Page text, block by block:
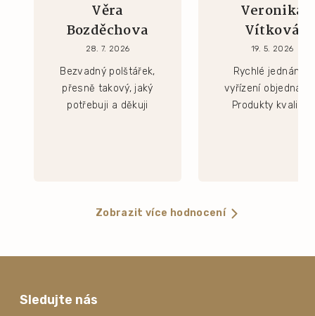
Věra
Bozděchova
28. 7. 2026
Bezvadný polštářek,
přesně takový, jaký
potřebuji a děkuji
Veronika
Vítková
19. 5. 2026
Rychlé jednání a
vyřízení
Produkty kvalitní.
Zobrazit více hodnocení
Sledujte nás